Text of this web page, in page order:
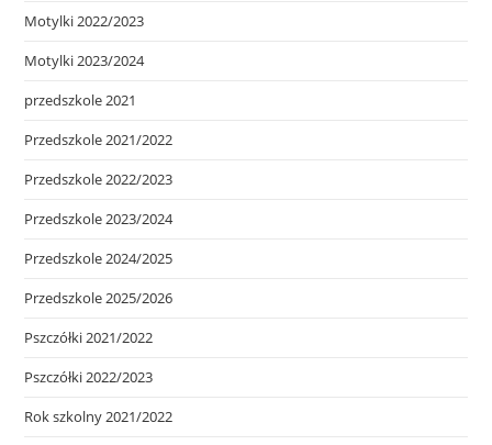
Motylki 2022/2023
Motylki 2023/2024
przedszkole 2021
Przedszkole 2021/2022
Przedszkole 2022/2023
Przedszkole 2023/2024
Przedszkole 2024/2025
Przedszkole 2025/2026
Pszczółki 2021/2022
Pszczółki 2022/2023
Rok szkolny 2021/2022